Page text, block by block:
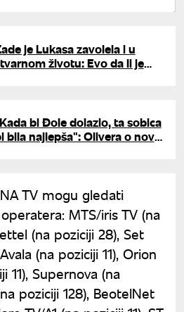
je Lukasa zavolela i u
životu: Evo da li je
bi Đole dolazio, ta sobica
bila najlepša": Olivera o novoj
TV mogu gledati
MTS/iris TV (na
(na poziciji 28), Set
(na poziciji 11), Orion
11), Supernova (na
poziciji 128), BeotelNet